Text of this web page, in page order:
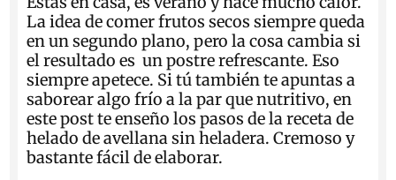
La idea de comer frutos secos siempre queda
en un segundo plano, pero la cosa cambia si
el resultado es un postre refrescante. Eso
siempre apetece. Si tú también te apuntas a
saborear algo frío a la par que nutritivo, en
este post te enseño los pasos de la receta de
helado de avellana sin heladera. Cremoso y
bastante fácil de elaborar.